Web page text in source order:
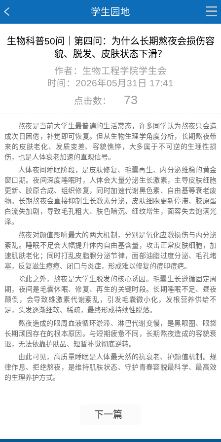
学生园地
生物科普50问｜第四问：为什么长期熬夜会损伤容
貌、脱发、皮肤状态下滑？
作者：生物工程学院学生会
时间：2026年05月31日 17:41
点击数：
73
熬夜是当前大学生最普遍的生活常态，许多同学认为熬夜只会造
成次日困倦，补觉即可恢复。但从生物生理学角度分析，长期熬夜带
来的皮肤老化、发质变差、容貌憔悴，大多属于不可逆的生理性损
伤，也是人体衰老加速的直观信号。
人体夜间睡眠阶段，是皮肤修复、毛囊再生、内分泌维稳的黄金
窗口期。夜间深度睡眠时，人体会大量分泌生长激素，主导皮肤细胞
更新、胶原合成、组织修复，同时加速代谢黑色素、自由基等衰老废
物。长期熬夜会直接抑制生长激素分泌，皮肤细胞更新停滞、胶原蛋
白流失加剧，导致毛孔粗大、肤色暗沉、细纹增生，面容失去饱满光
泽。
熬夜对颜值影响最大的两大机制，分别是氧化应激损伤与内分泌
紊乱。睡眠不足会大幅提升体内自由基含量，攻击正常皮肤细胞，加
速肌肤老化；同时打乱皮脂腺分泌节律，面部油脂过度分泌、毛孔堵
塞，反复滋生痘痘、闭口与炎症，形成难以修复的痘印痘疤。
除此之外，熬夜是大学生脱发的核心诱因。毛囊生长遵循固定周
期，夜间是毛囊休眠、修复、再生的关键时段。长期睡眠不足、昼夜
颠倒，会导致雄激素代谢紊乱，引发毛囊微小化，发根营养供给不
足，头发逐渐细软、稀疏，最终形成持续性脱落。
熬夜造成的眼周血液循环淤滞、淋巴代谢变慢，是黑眼圈、眼袋
长期顽固存在的根本原因。与短期疲惫不同，长期熬夜造成的容貌衰
退，无法依靠护肤品、短暂补觉彻底逆转。
由此可见，高质量睡眠是人体最天然的抗衰老、护颜值机制。规
律作息、拒绝熬夜，是维持肌肤状态、守护青春容貌最科学、最高效
的生理养护方式。
下一篇